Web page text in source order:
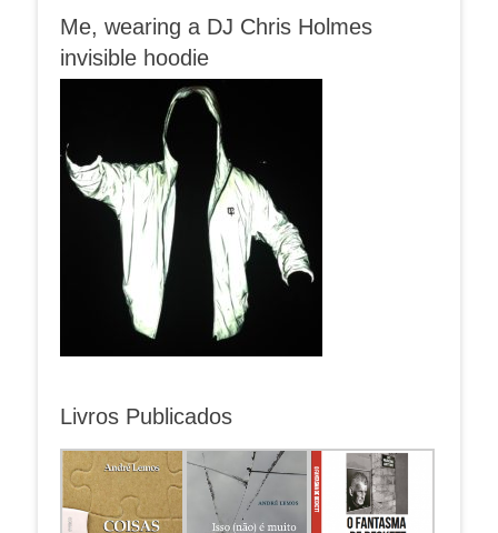
Me, wearing a DJ Chris Holmes
invisible hoodie
Livros Publicados